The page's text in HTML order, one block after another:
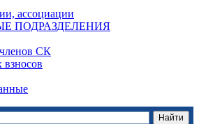
ассоциации
ПОДРАЗДЕЛЕНИЯ
СК
взносов